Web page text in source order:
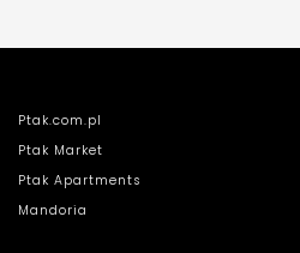
Ptak.com.pl
Ptak Market
Ptak Apartments
Mandoria